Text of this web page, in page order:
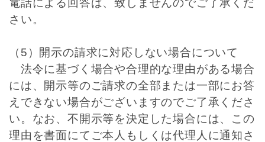
電話による回答は、致しませんのでご了承くだ
さい。
（5）開示の請求に対応しない場合について
法令に基づく場合や合理的な理由がある場合
には、開示等のご請求の全部または一部にお答
えできない場合がございますのでご了承くださ
い。なお、不開示等を決定した場合には、この
理由を書面にてご本人もしくは代理人に通知さ